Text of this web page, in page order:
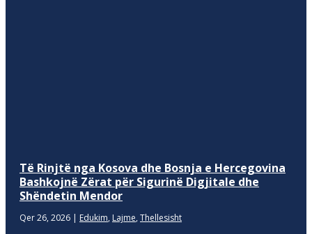
Të Rinjtë nga Kosova dhe Bosnja e Hercegovina
Bashkojnë Zërat për Sigurinë Digjitale dhe
Shëndetin Mendor
Qer 26, 2026 | Edukim, Lajme, Thellesisht